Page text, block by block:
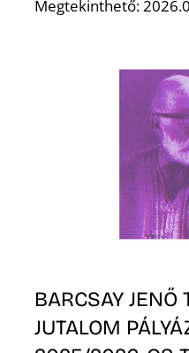
Megtekinthető:
BARCSAY JENŐ
JUTALOM